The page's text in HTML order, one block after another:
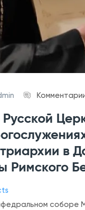
Русской
в
Римского
соборе